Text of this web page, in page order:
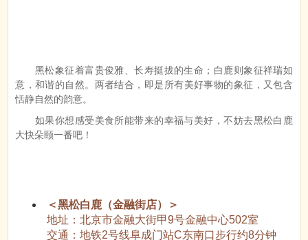
黑松象征着富贵俊雅、长寿挺拔的生命；白鹿则象征祥瑞如
意，和谐的自然。两者结合，即是所有美好事物的象征，又包含
恬静自然的韵意。
如果你想感受美食所能带来的幸福与美好，不妨去黑松白鹿
大快朵颐一番吧！
＜黑松白鹿（金融街店）＞
地址：北京市金融大街甲9号金融中心502室
交通：地铁2号线阜成门站C东南口步行约8分钟